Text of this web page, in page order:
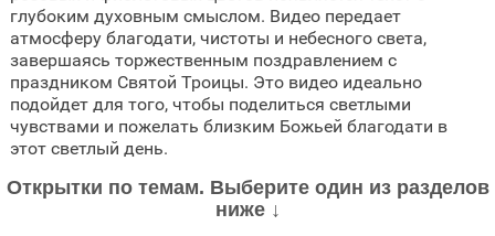
глубоким духовным смыслом. Видео передает
атмосферу благодати, чистоты и небесного света,
завершаясь торжественным поздравлением с
праздником Святой Троицы. Это видео идеально
подойдет для того, чтобы поделиться светлыми
чувствами и пожелать близким Божьей благодати в
этот светлый день.
Открытки по темам. Выберите один из разделов
ниже ↓